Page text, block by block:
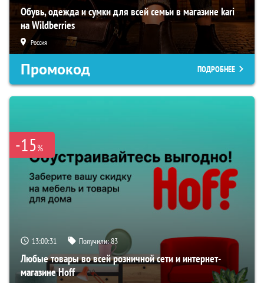
Обувь, одежда и сумки для всей семьи в магазине kari
на Wildberries
Россия
Промокод ПОДРОБНЕЕ
-15%
13:00:29 Получили:83
Любые товары во всей розничной сети и интернет-
магазине Hoff